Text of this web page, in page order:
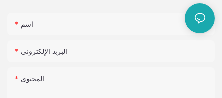
اسم
البريد الإلكتروني
المحتوى